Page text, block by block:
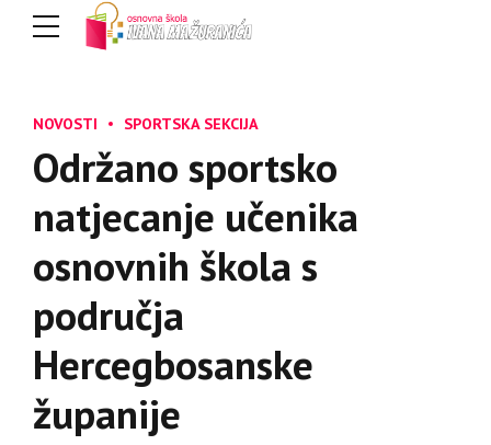
NOVOSTI SPORTSKA SEKCIJA
Održano sportsko
natjecanje učenika
osnovnih škola s
područja
Hercegbosanske
županije